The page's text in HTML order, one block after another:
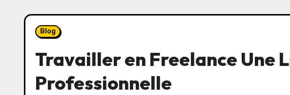
Blog
Travailler en Freelance Une
Professionnelle